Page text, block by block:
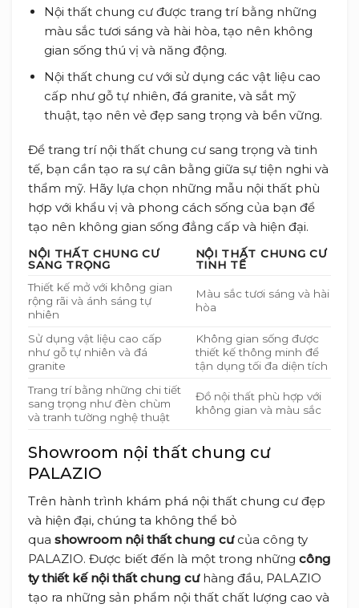
Nội thất chung cư được trang trí bằng những
màu sắc tươi sáng và hài hòa, tạo nên không
gian sống thú vị và năng động.
Nội thất chung cư với sử dụng các vật liệu cao
cấp như gỗ tự nhiên, đá granite, và sắt mỹ
thuật, tạo nên vẻ đẹp sang trọng và bền vững.
Để trang trí nội thất chung cư sang trọng và tinh
tế, bạn cần tạo ra sự cân bằng giữa sự tiện nghi và
thẩm mỹ. Hãy lựa chọn những mẫu nội thất phù
hợp với khẩu vị và phong cách sống của bạn để
tạo nên không gian sống đẳng cấp và hiện đại.
NỘI THẤT CHUNG CƯ
SANG TRỌNG
NỘI THẤT CHUNG CƯ
TINH TẾ
Thiết kế mở với không gian
rộng rãi và ánh sáng tự
nhiên
Màu sắc tươi sáng và hài
hòa
Sử dụng vật liệu cao cấp
như gỗ tự nhiên và đá
granite
Không gian sống được
thiết kế thông minh để
tận dụng tối đa diện tích
Trang trí bằng những chi tiết
sang trọng như đèn chùm
và tranh tường nghệ thuật
Đồ nội thất phù hợp với
không gian và màu sắc
Showroom nội thất chung cư
PALAZIO
Trên hành trình khám phá nội thất chung cư đẹp
và hiện đại, chúng ta không thể bỏ
qua showroom nội thất chung cưcủa công ty
PALAZIO. Được biết đến là một trong những công
ty thiết kế nội thất chung cưhàng đầu, PALAZIO
tạo ra những sản phẩm nội thất chất lượng cao và